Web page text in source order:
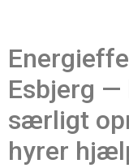
Esbjerg
særligt
hyrer